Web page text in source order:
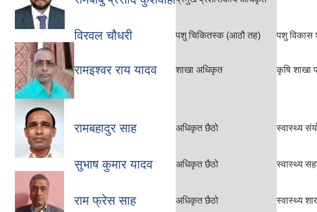
विरवल चौधरी पशु चिकितस्क (आठौ तह) पशु विकास
रामइश्वर राय यादव शाखा अधिकृत कृषि शाखा
रामबहादुर साह अधिकृत छैठो स्वास्थ्य
सुभाष कुमार यादव अधिकृत छैठो स्वास्थ्य
राम फ्रेस साह अधिकृत छैठो स्वास्थ्य